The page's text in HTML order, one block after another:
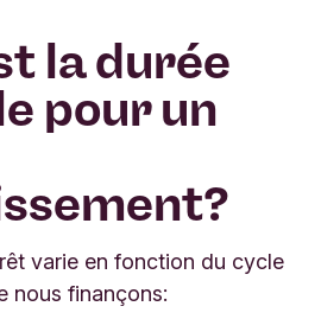
la durée
pour un
varie en fonction du cycle
nous finançons: